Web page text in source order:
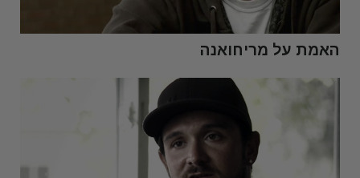
האמת על מריחואנה